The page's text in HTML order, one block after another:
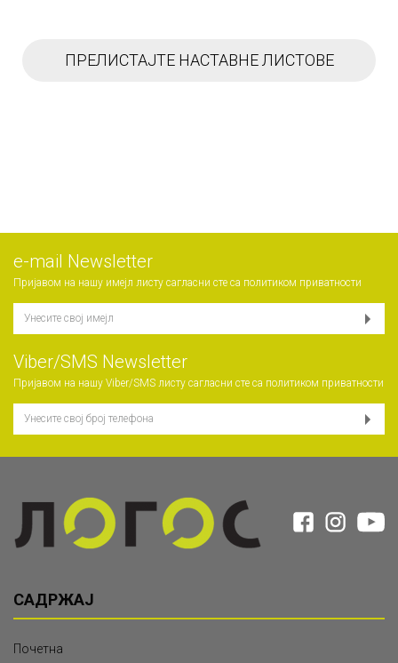
ПРЕЛИСТАЈТЕ НАСТАВНЕ ЛИСТОВЕ
е-mail Newsletter
Пријавом на нашу имејл листу сагласни сте са политиком приватности
Viber/SMS Newsletter
Пријавом на нашу Viber/SMS листу сагласни сте са политиком приватности
САДРЖАЈ
Почетна